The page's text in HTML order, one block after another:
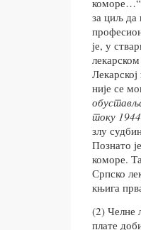
за циљ да
је, у
није се
току
злу
Познато
коморе.
Српско
књига
(2) Челне
плате